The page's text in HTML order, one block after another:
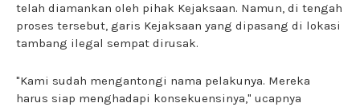
telah diamankan oleh pihak Kejaksaan. Namun, di tengah
proses tersebut, garis Kejaksaan yang dipasang di lokasi
tambang ilegal sempat dirusak.
"Kami sudah mengantongi nama pelakunya. Mereka
harus siap menghadapi konsekuensinya," ucapnya